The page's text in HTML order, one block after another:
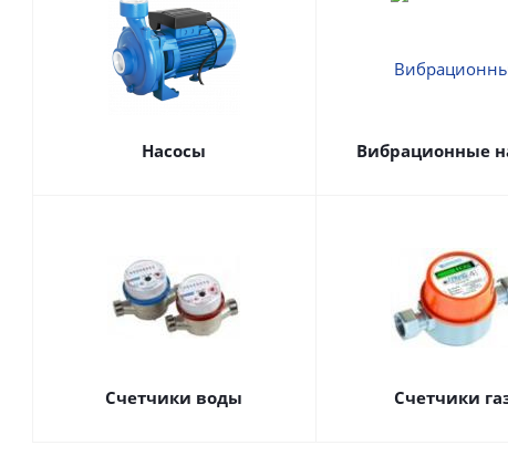
Насосы Вибрационные
Счетчики воды Счетчики